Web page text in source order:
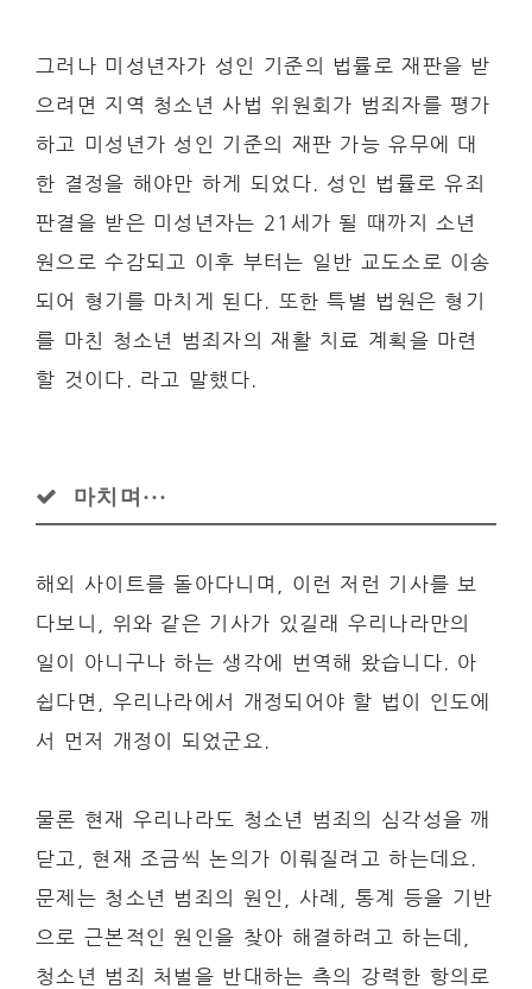
그러나 미성년자가 성인 기준의 법률로 재판을 받
으려면 지역 청소년 사법 위원회가 범죄자를 평가
하고 미성년가 성인 기준의 재판 가능 유무에 대
한 결정을 해야만 하게 되었다. 성인 법률로 유죄
판결을 받은 미성년자는 21세가 될 때까지 소년
원으로 수감되고 이후 부터는 일반 교도소로 이송
되어 형기를 마치게 된다. 또한 특별 법원은 형기
를 마친 청소년 범죄자의 재활 치료 계획을 마련
할 것이다. 라고 말했다.
마치며···
해외 사이트를 돌아다니며, 이런 저런 기사를 보
다보니, 위와 같은 기사가 있길래 우리나라만의
일이 아니구나 하는 생각에 번역해 왔습니다. 아
쉽다면, 우리나라에서 개정되어야 할 법이 인도에
서 먼저 개정이 되었군요.
물론 현재 우리나라도 청소년 범죄의 심각성을 깨
닫고, 현재 조금씩 논의가 이뤄질려고 하는데요.
문제는 청소년 범죄의 원인, 사례, 통계 등을 기반
으로 근본적인 원인을 찾아 해결하려고 하는데,
청소년 범죄 처벌을 반대하는 측의 강력한 항의로